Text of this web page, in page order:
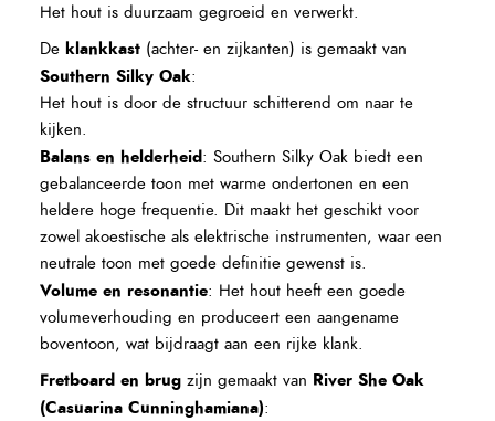
Het hout is duurzaam gegroeid en verwerkt.
Deklankkast (achter- en zijkanten) is gemaakt van
Southern Silky Oak:
Het hout is door de structuur schitterend om naar te
kijken.
Balans en helderheid:Southern Silky Oak biedt een
gebalanceerde toon met warme ondertonen en een
heldere hoge frequentie. Dit maakt het geschikt voor
zowel akoestische als elektrische instrumenten, waar een
neutrale toon met goede definitie gewenst is.
Volume en resonantie: Het hout heeft een goede
volumeverhouding en produceert een aangename
boventoon, wat bijdraagt aan een rijke klank.
Fretboard en brugzijn gemaakt van River She Oak
(Casuarina Cunninghamiana):